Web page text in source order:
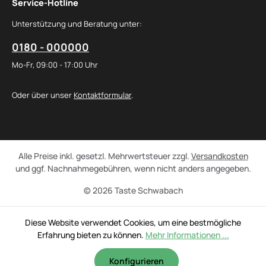
Service-Hotline
Unterstützung und Beratung unter:
0180 - 000000
Mo-Fr, 09:00 - 17:00 Uhr
Oder über unser Kontaktformular.
© 2026 Taste Schwabach
Alle Preise inkl. gesetzl. Mehrwertsteuer zzgl. Versandkosten
und ggf. Nachnahmegebühren, wenn nicht anders angegeben.
Diese Website verwendet Cookies, um eine bestmögliche
Erfahrung bieten zu können. Mehr Informationen ...
Konfigurieren